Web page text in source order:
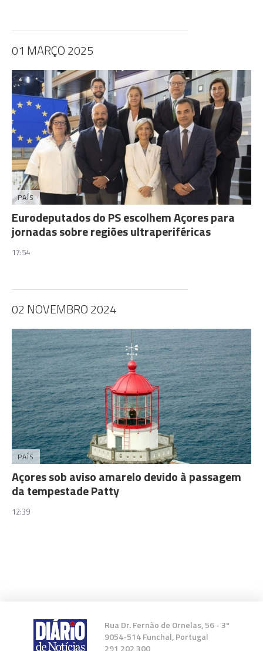
01 MARÇO 2025
PAÍS
Eurodeputados do PS escolhem Açores para
jornadas sobre regiões ultraperiféricas
17:54
02 NOVEMBRO 2024
PAÍS
Açores sob aviso amarelo devido à passagem
da tempestade Patty
12:39
Rua Dr. Fernão de Ornelas, 56 - 3º
9054-514 Funchal, Portugal
291 202 300